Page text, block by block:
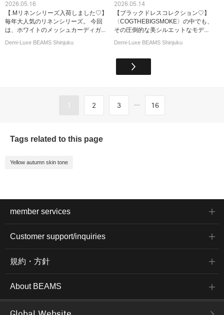
2026.05.16
【.Mリネンシリーズ入荷しました♡】
毎年大人気のリネンシリーズ。 今回
は、ホワイトのメッシュカーディガ...
Demi-Luxe BEAMS Shinjuku
2026.05.14
【ブラックドレスコレクション♡】
〈COGTHEBIGSMOKE〉の中でも、
その圧倒的な美シルエットなモデ...
Demi-Luxe BEAMS Shinjuku
1 2 3 ... 16
Tags related to this page
Yellow autumn skin tone
member services
Customer support/inquiries
規約・方針
About BEAMS